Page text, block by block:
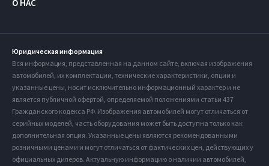
О НАС
Юридическая информация
Вся информация, представленная на данном сайте, включая изображения
автомобилей, их комплектации, технические характеристики, опции и
указанные цены, носит исключительно информационный характер и не
является публичной офертой, определяемой положениями статьи 437
Гражданского кодекса РФ. Изображения автомобилей могут отличаться от
серийных моделей, часть оборудования может быть доступна только как
дополнительная опция. Указанные цены являются рекомендованными
розничными ценами и могут отличаться от фактических цен, действующих у
официальных дилеров. Актуальную информацию о наличии автомобилей,